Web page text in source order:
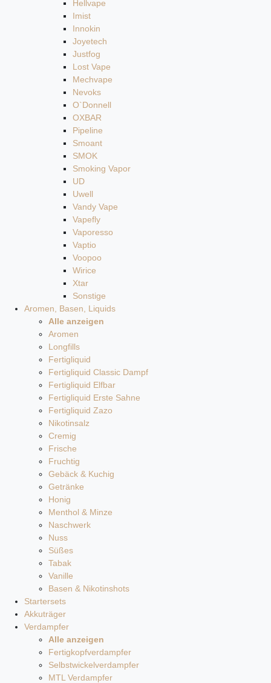
Hellvape
Imist
Innokin
Joyetech
Justfog
Lost Vape
Mechvape
Nevoks
O`Donnell
OXBAR
Pipeline
Smoant
SMOK
Smoking Vapor
UD
Uwell
Vandy Vape
Vapefly
Vaporesso
Vaptio
Voopoo
Wirice
Xtar
Sonstige
Aromen, Basen, Liquids
Alle anzeigen
Aromen
Longfills
Fertigliquid
Fertigliquid Classic Dampf
Fertigliquid Elfbar
Fertigliquid Erste Sahne
Fertigliquid Zazo
Nikotinsalz
Cremig
Frische
Fruchtig
Gebäck & Kuchig
Getränke
Honig
Menthol & Minze
Naschwerk
Nuss
Süßes
Tabak
Vanille
Basen & Nikotinshots
Startersets
Akkuträger
Verdampfer
Alle anzeigen
Fertigkopfverdampfer
Selbstwickelverdampfer
MTL Verdampfer